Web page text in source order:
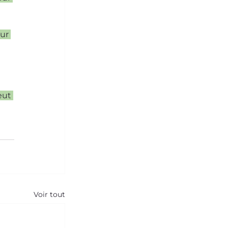
Voir tout